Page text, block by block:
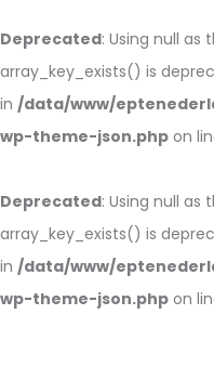
Deprecated: Using null
array_key_exists() is
in /data/www/
wp-theme-json.php on
Deprecated: Using null
array_key_exists() is
in /data/www/
wp-theme-json.php on